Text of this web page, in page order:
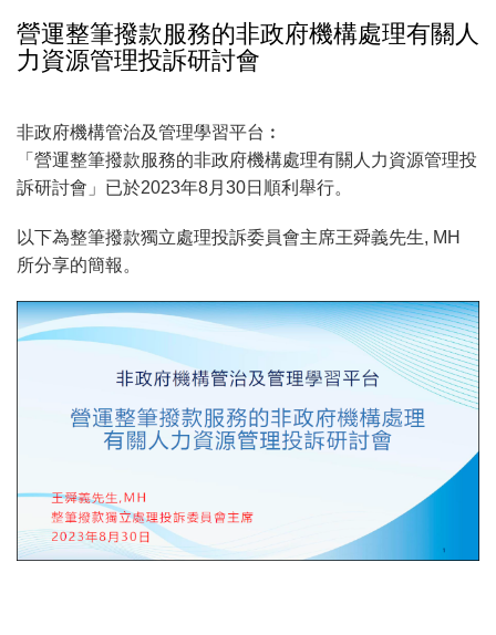
營運整筆撥款服務的非政府機構處理有關人
力資源管理投訴研討會
非政府機構管治及管理學習平台︰
「營運整筆撥款服務的非政府機構處理有關人力資源管理投
訴研討會」已於2023年8月30日順利舉行。
以下為整筆撥款獨立處理投訴委員會主席王舜義先生, MH
所分享的簡報。